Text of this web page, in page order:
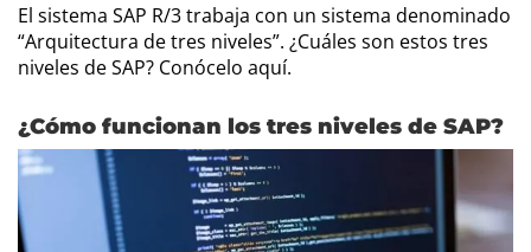
El sistema SAP R/3 trabaja con un sistema denominado
“Arquitectura de tres niveles”. ¿Cuáles son estos tres
niveles de SAP? Conócelo aquí.
¿Cómo funcionan los tres niveles de SAP?